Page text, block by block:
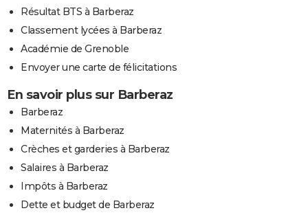
Résultat BTS à Barberaz
Classement lycées à Barberaz
Académie de Grenoble
Envoyer une carte de félicitations
En savoir plus sur Barberaz
Barberaz
Maternités à Barberaz
Crèches et garderies à Barberaz
Salaires à Barberaz
Impôts à Barberaz
Dette et budget de Barberaz